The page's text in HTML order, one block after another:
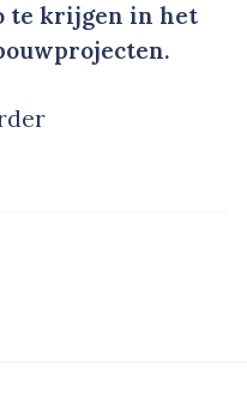
te krijgen in het